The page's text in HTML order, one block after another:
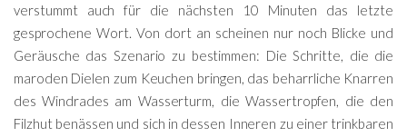
verstummt auch für die nächsten 10 Minuten das letzte
gesprochene Wort. Von dort an scheinen nur noch Blicke und
Geräusche das Szenario zu bestimmen: Die Schritte, die die
maroden Dielen zum Keuchen bringen, das beharrliche Knarren
des Windrades am Wasserturm, die Wassertropfen, die den
Filzhut benässen und sich in dessen Inneren zu einer trinkbaren